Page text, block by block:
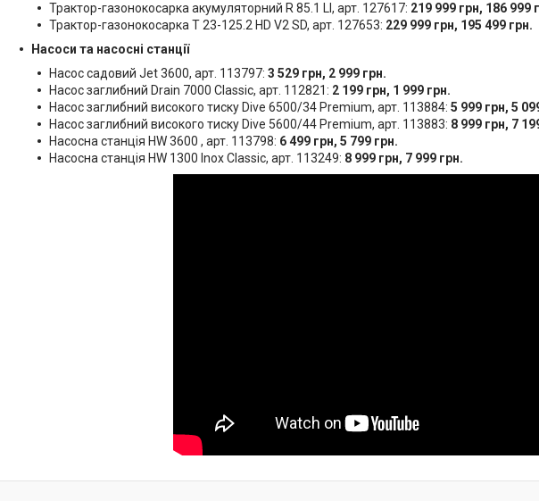
Трактор-газонокосарка акумуляторний R 85.1 LI, арт. 127617: 219 999 грн, 186 999
Трактор-газонокосарка T 23-125.2 HD V2 SD, арт. 127653: 229 999 грн, 195 499 грн.
Насоси та насосні станції
Насос садовий Jet 3600, арт. 113797: 3 529 грн, 2 999 грн.
Насос заглибний Drain 7000 Classic, арт. 112821: 2 199 грн, 1 999 грн.
Насос заглибний високого тиску Dive 6500/34 Premium, арт. 113884: 5 999 грн, 5
Насос заглибний високого тиску Dive 5600/44 Premium, арт. 113883: 8 999 грн, 7
Насосна станція HW 3600 , арт. 113798: 6 499 грн, 5 799 грн.
Насосна станція HW 1300 Inox Classic, арт. 113249: 8 999 грн, 7 999 грн.